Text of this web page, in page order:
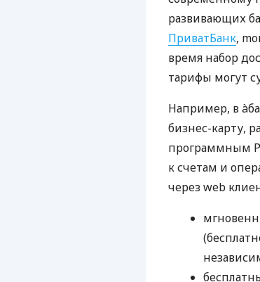
развивающих
ПриватБанк,
время набор
тарифы могут
Например, в
бизнес-карту,
программным
к счетам и
через web